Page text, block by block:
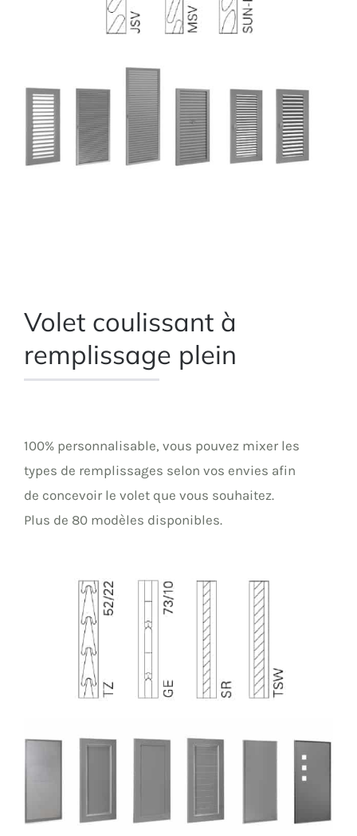
Volet coulissant à
remplissage plein
100% personnalisable, vous pouvez mixer les
types de remplissages selon vos envies afin
de concevoir le volet que vous souhaitez.
Plus de 80 modèles disponibles.